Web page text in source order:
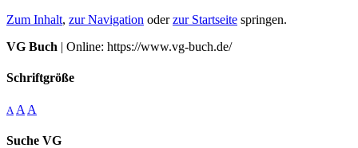
Zum Inhalt, zur Navigation oderzur Startseite springen.
VG Buch | Online: https://www.vg-buch.de/
Schriftgröße
A A A
Suche VG